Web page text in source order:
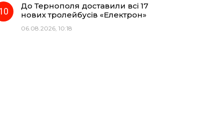
До Тернополя доставили всі 17
нових тролейбусів «Електрон»
06.08.2026, 10:18